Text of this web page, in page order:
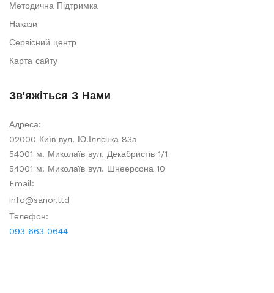
Методична Підтримка
Накази
Сервісний центр
Карта сайту
Зв'яжіться З Нами
Адреса:
02000 Київ вул. Ю.Іллєнка 83а
54001 м. Миколаїв вул. Декабристів 1/1
54001 м. Миколаїв вул. Шнеерсона 10
Email:
info@sanor.ltd
Телефон:
093 663 0644